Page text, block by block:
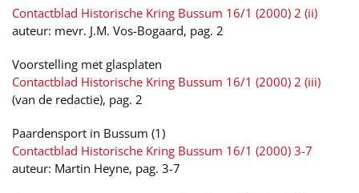
Contactblad Historische Kring Bussum 16/1 (2000) 2 (ii)
auteur: mevr. J.M. Vos-Bogaard, pag. 2
Voorstelling met glasplaten
Contactblad Historische Kring Bussum 16/1 (2000) 2 (iii)
(van de redactie), pag. 2
Paardensport in Bussum (1)
Contactblad Historische Kring Bussum 16/1 (2000) 3-7
auteur: Martin Heyne, pag. 3-7